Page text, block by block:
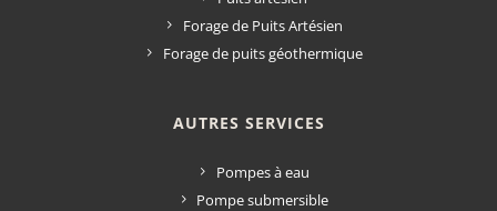
Forage de Puits Artésien
Forage de puits géothermique
AUTRES SERVICES
Pompes à eau
Pompe submersible